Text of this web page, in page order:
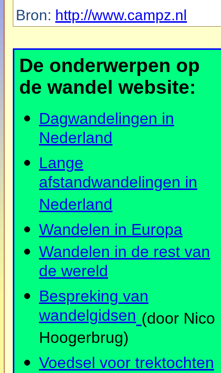
Bron: http://www.campz.nl
De onderwerpen op
de wandel website:
Dagwandelingen in
Nederland
Lange
afstandwandelingen in
Nederland
Wandelen in Europa
Wandelen in de rest van
de wereld
Bespreking van
wandelgidsen (door Nico
Hoogerbrug)
Voedsel voor trektochten